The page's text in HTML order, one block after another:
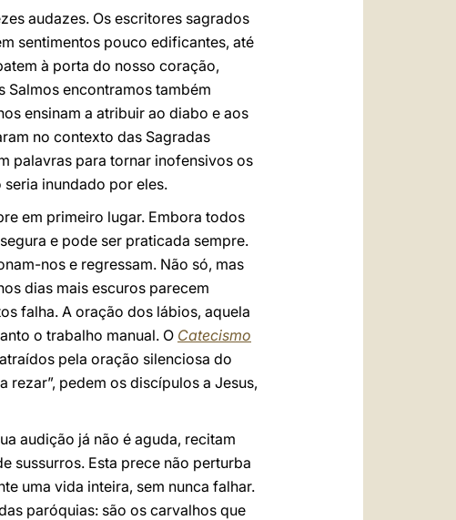
audazes. Os escritores sagrados
sentimentos pouco edificantes, até
à porta do nosso coração,
Salmos encontramos também
ensinam a atribuir ao diabo e aos
no contexto das Sagradas
palavras para tornar inofensivos os
inundado por eles.
em primeiro lugar. Embora todos
e pode ser praticada sempre.
nos e regressam. Não só, mas
dias mais escuros parecem
falha. A oração dos lábios, aquela
o trabalho manual. O Catecismo
pela oração silenciosa do
rezar”, pedem os discípulos a Jesus,
audição já não é aguda, recitam
sussurros. Esta prece não perturba
uma vida inteira, sem nunca falhar.
paróquias: são os carvalhos que